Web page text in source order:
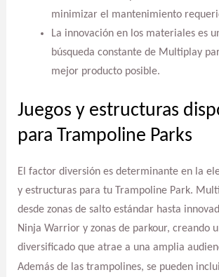
minimizar el mantenimiento
La innovación en los materiales es
búsqueda constante de Multiplay
mejor producto posible.
Juegos y estructuras
para Trampoline Parks
El factor diversión es determinante en la
y estructuras para tu Trampoline Park.
desde zonas de salto estándar hasta
Ninja Warrior y zonas de parkour, creando
diversificado que atrae a una amplia
Además de las trampolines, se pueden